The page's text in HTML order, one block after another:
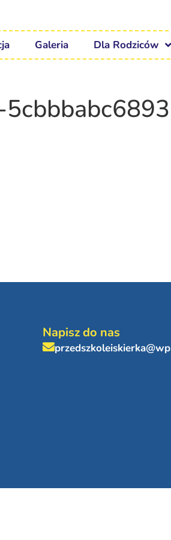
Galeria Dla Rodziców
Napisz do nas